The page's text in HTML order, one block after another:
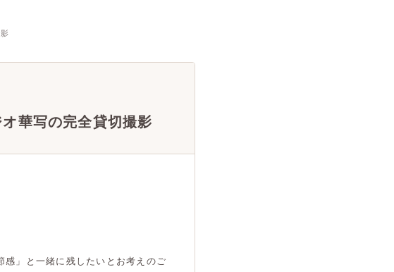
華写の完全貸切撮影
感」と一緒に残したいとお考えのご